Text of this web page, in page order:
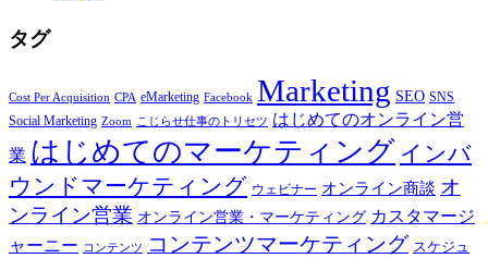
タグ
Cost Per Acquisition CPA eMarketing Facebook Marketing SEO SNS
Social Marketing Zoom こじらせ仕事のトリセツ はじめてのオンライン営
業 はじめてのマーケティング インバ
ウンドマーケティング ウェビナー オンライン商談 オ
ンライン営業 オンライン営業・マーケティング カスタマージ
ャーニー コンテンツ コンテンツマーケティング スケジュ